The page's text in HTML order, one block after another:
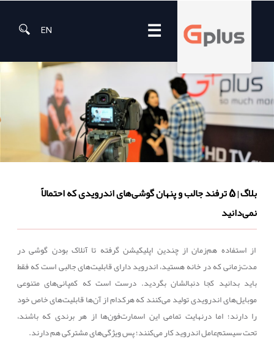
☰
EN
بلاگ|
5 ترفند جالب و پنهان گوشی‌های اندرویدی که احتمالاً
نمی‌دانید
از استفاده هم‌زمان از چندین اپلیکیشن گرفته تا آنلاک بودن گوشی در
مدت‌زمانی که در خانه هستید، اندروید دارای قابلیت‌های جالبی است که فقط
باید بدانید کجا دنبالشان بگردید. درست است که کمپانی‌های متنوعی
موبایل‌های اندرویدی تولید می‌کنند که هرکدام از آن‌ها قابلیت‌های خاص خود
را دارند؛ اما درنهایت تمامی این اسمارت‌فون‌ها از هر برندی که باشند،
تحت سیستم‌عامل اندروید کار می‌کنند؛ پس ویژگی‌های مشترکی هم دارند.